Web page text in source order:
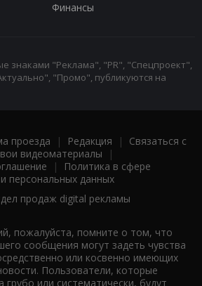
Финансы
знаками "Реклама", "PR", "Спецпроект",
"Промо", публикуются на
проезда | Редакция | Связаться с
видеоматериалы |
|
Политика в сфере
персональных данных
продаж digital рекламы
пожалуйста, помните о том, что
сообщения могут задеть чувства
или косвенно имеющих
Пользователи, которые
или систематически, будут